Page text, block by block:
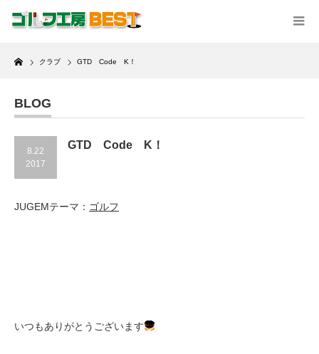
Home
クラブ GTD Code K！
BLOG
8.22
2017
GTD Code K！
JUGEMテーマ： ゴルフ
いつもありがとうございます